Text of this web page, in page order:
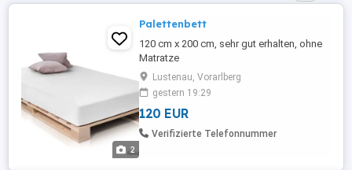
2
Palettenbett
120 cm x 200 cm, sehr gut erhalten, ohne
Matratze
Lustenau, Vorarlberg
gestern 19:29
120 EUR
Verifizierte Telefonnummer